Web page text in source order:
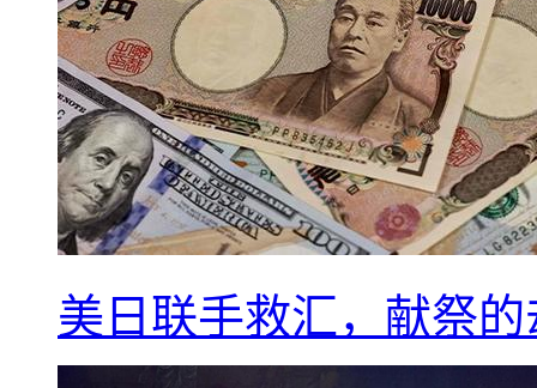
美日联手救汇，献祭